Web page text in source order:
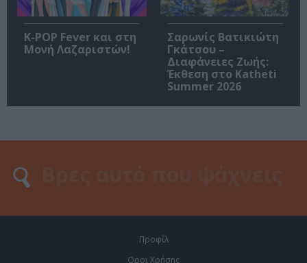
K-POP Fever και στη
Μονή Λαζαριστών!
Σαρωνίς Βατικιώτη
Γκάτσου –
Διαφάνειες Ζωής:
Έκθεση στο Katheti
Summer 2026
Προφίλ
Οροι Χρήσης